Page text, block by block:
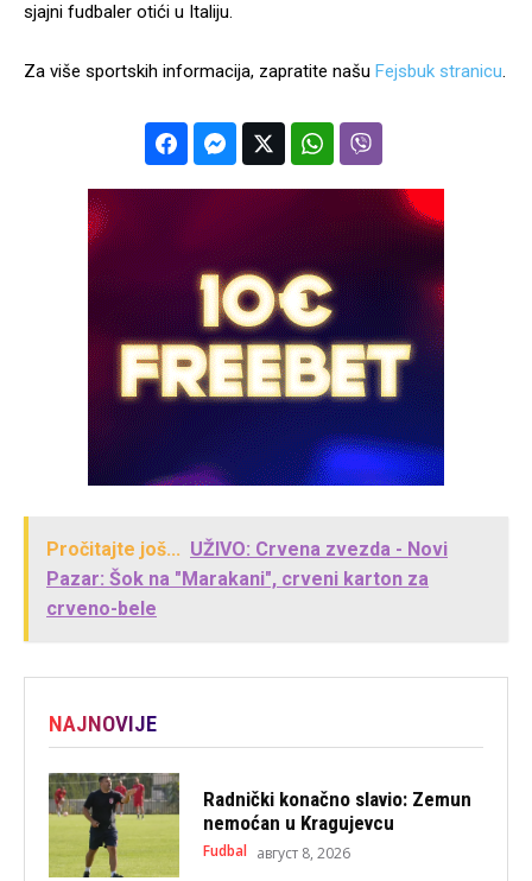
sjajni fudbaler otići u Italiju.
Za više sportskih informacija, zapratite našu Fejsbuk stranicu.
Pročitajte još... UŽIVO: Crvena zvezda - Novi
Pazar: Šok na "Marakani", crveni karton za
crveno-bele
NAJNOVIJE
Radnički konačno slavio: Zemun
nemoćan u Kragujevcu
Fudbal август 8, 2026